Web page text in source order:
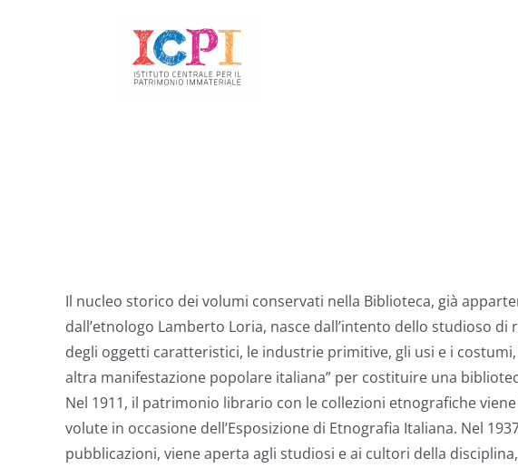
Il nucleo storico dei volumi conservati nella Biblioteca, già
dall’etnologo Lamberto Loria, nasce dall’intento dello studioso
degli oggetti caratteristici, le industrie primitive, gli usi e i
altra manifestazione popolare italiana” per costituire una
Nel 1911, il patrimonio librario con le collezioni etnografiche
volute in occasione dell’Esposizione di Etnografia Italiana. Nel
pubblicazioni, viene aperta agli studiosi e ai cultori della